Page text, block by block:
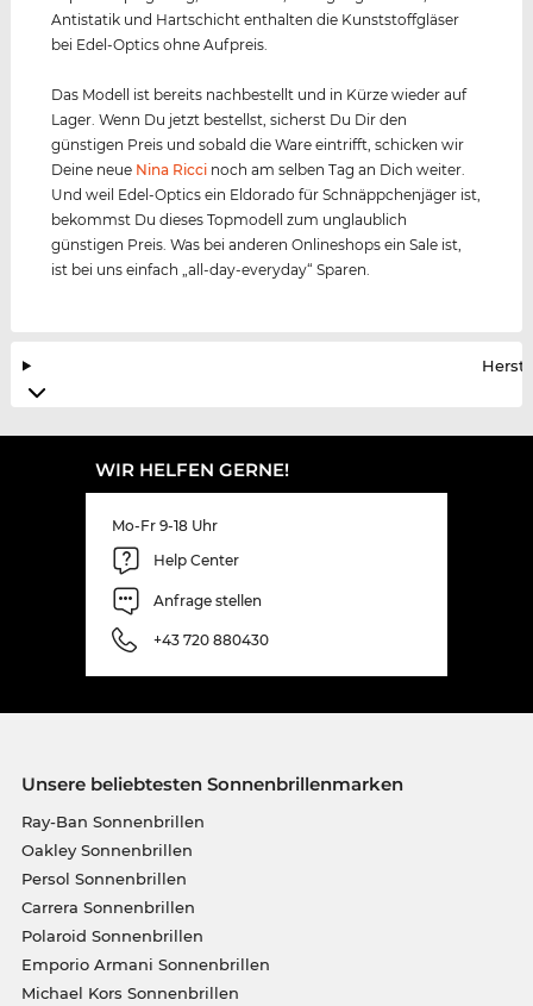
Antistatik und Hartschicht enthalten die Kunststoffgläser
bei Edel-Optics ohne Aufpreis.
Das Modell ist bereits nachbestellt und in Kürze wieder auf
Lager. Wenn Du jetzt bestellst, sicherst Du Dir den
günstigen Preis und sobald die Ware eintrifft, schicken wir
Deine neue Nina Ricci noch am selben Tag an Dich weiter.
Und weil Edel-Optics ein Eldorado für Schnäppchenjäger ist,
bekommst Du dieses Topmodell zum unglaublich
günstigen Preis. Was bei anderen Onlineshops ein Sale ist,
ist bei uns einfach „all-day-everyday“ Sparen.
WIR HELFEN GERNE!
Mo-Fr 9-18 Uhr
Help Center
Anfrage stellen
+43 720 880430
Unsere beliebtesten Sonnenbrillenmarken
Ray-Ban Sonnenbrillen
Oakley Sonnenbrillen
Persol Sonnenbrillen
Carrera Sonnenbrillen
Polaroid Sonnenbrillen
Emporio Armani Sonnenbrillen
Michael Kors Sonnenbrillen